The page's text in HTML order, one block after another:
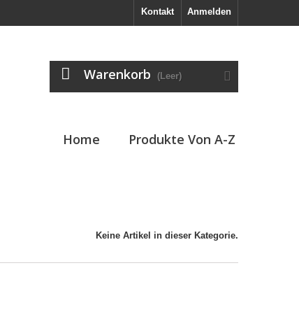
Anmelden
Kontakt
Warenkorb (Leer)
Home Produkte Von A-Z
Keine Artikel in dieser Kategorie.